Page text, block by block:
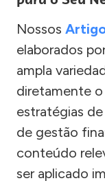
Nossos
elaborados
ampla
diretamente o
estratégias
de gestão
conteúdo
ser aplicado